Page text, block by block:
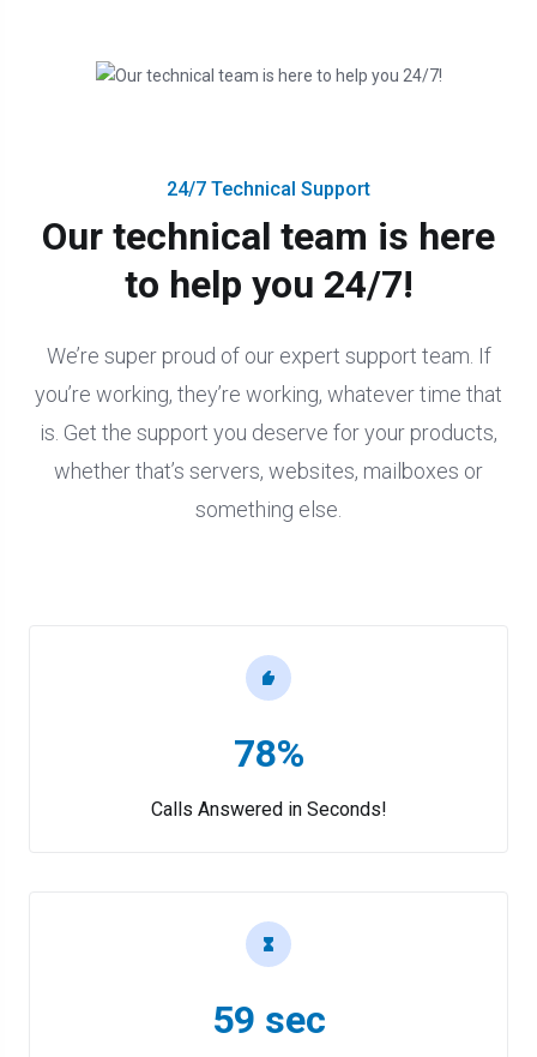
24/7 Technical Support
Our technical team is here
to help you 24/7!
We’re super proud of our expert support team. If
you’re working, they’re working, whatever time that
is. Get the support you deserve for your products,
whether that’s servers, websites, mailboxes or
something else.
78%
Calls Answered in Seconds!
59 sec